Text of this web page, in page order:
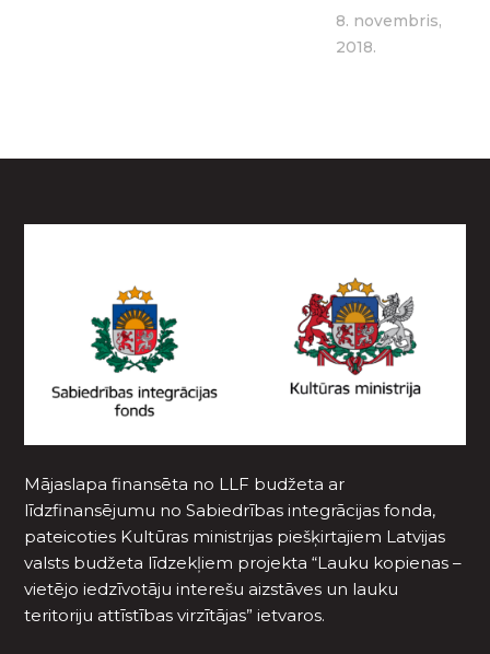
8. novembris,
2018.
Mājaslapa finansēta no LLF budžeta ar
līdzfinansējumu no Sabiedrības integrācijas fonda,
pateicoties Kultūras ministrijas piešķirtajiem Latvijas
valsts budžeta līdzekļiem projekta “Lauku kopienas –
vietējo iedzīvotāju interešu aizstāves un lauku
teritoriju attīstības virzītājas” ietvaros.